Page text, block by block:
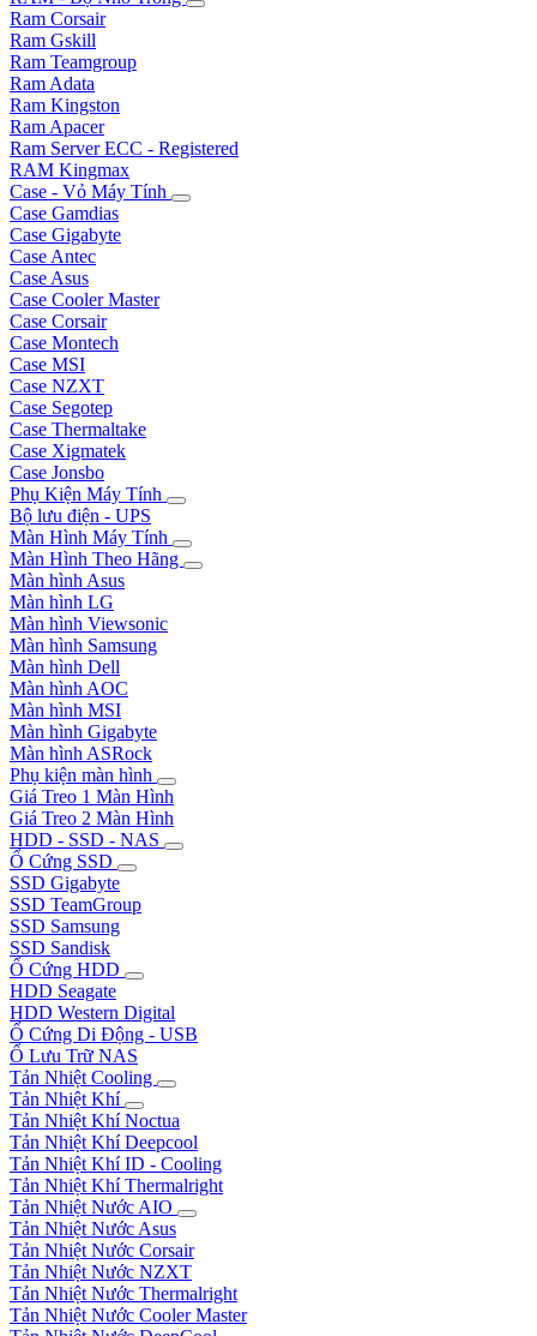
Ram Corsair
Ram Gskill
Ram Teamgroup
Ram Adata
Ram Kingston
Ram Apacer
Ram Server ECC - Registered
RAM Kingmax
Case - Vỏ Máy Tính
Case Gamdias
Case Gigabyte
Case Antec
Case Asus
Case Cooler Master
Case Corsair
Case Montech
Case MSI
Case NZXT
Case Segotep
Case Thermaltake
Case Xigmatek
Case Jonsbo
Phụ Kiện Máy Tính
Bộ lưu điện - UPS
Màn Hình Máy Tính
Màn Hình Theo Hãng
Màn hình Asus
Màn hình LG
Màn hình Viewsonic
Màn hình Samsung
Màn hình Dell
Màn hình AOC
Màn hình MSI
Màn hình Gigabyte
Màn hình ASRock
Phụ kiện màn hình
Giá Treo 1 Màn Hình
Giá Treo 2 Màn Hình
HDD - SSD - NAS
Ổ Cứng SSD
SSD Gigabyte
SSD TeamGroup
SSD Samsung
SSD Sandisk
Ổ Cứng HDD
HDD Seagate
HDD Western Digital
Ổ Cứng Di Động - USB
Ổ Lưu Trữ NAS
Tản Nhiệt Cooling
Tản Nhiệt Khí
Tản Nhiệt Khí Noctua
Tản Nhiệt Khí Deepcool
Tản Nhiệt Khí ID - Cooling
Tản Nhiệt Khí Thermalright
Tản Nhiệt Nước AIO
Tản Nhiệt Nước Asus
Tản Nhiệt Nước Corsair
Tản Nhiệt Nước NZXT
Tản Nhiệt Nước Thermalright
Tản Nhiệt Nước Cooler Master